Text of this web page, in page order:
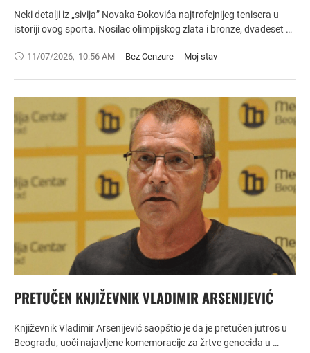
Neki detalji iz „sivija” Novaka Đokovića najtrofejnijeg tenisera u
istoriji ovog sporta. Nosilac olimpijskog zlata i bronze, dvadeset …
11/07/2026, 10:56 AM Bez Cenzure Moj stav
PRETUČEN KNJIŽEVNIK VLADIMIR ARSENIJEVIĆ
Književnik Vladimir Arsenijević saopštio je da je pretučen jutros u
Beogradu, uoči najavljene komemoracije za žrtve genocida u …